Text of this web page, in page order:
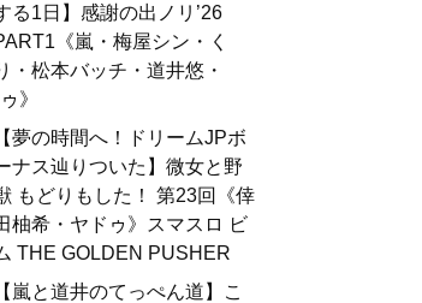
る1日】感謝の出ノリ’26
《嵐・梅屋シン・く
・松本バッチ・道井悠・
》
【夢の時間へ！ドリームJPボ
ナス辿りついた】微女と野
もどりもした！ 第23回《倖
柚希・ヤドゥ》スマスロ ビ
THE GOLDEN PUSHER
【嵐と道井のてっぺん道】こ